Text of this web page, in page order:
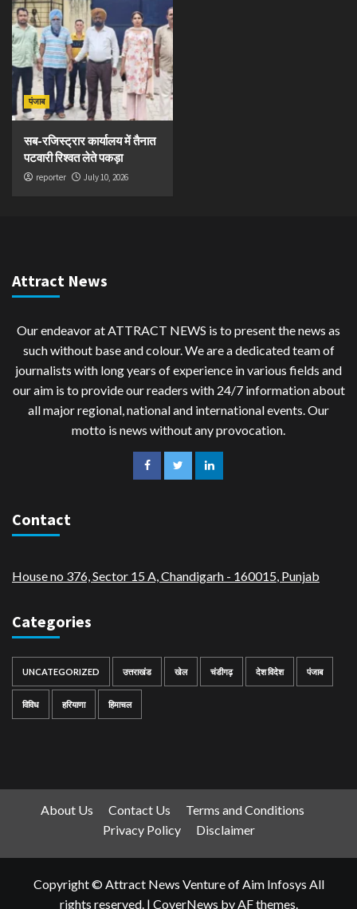
पंजाब
सब-रजिस्ट्रार कार्यालय में तैनात
पटवारी रिश्वत लेते पकड़ा
reporter July 10, 2026
Attract News
Our endeavor at ATTRACT NEWS is to present the news as
such without base and colour. We are a dedicated team of
journalists with long years of experience in various fields and
our aim is to provide our readers with 24/7 information about
all major regional, national and international events. Our
motto is news without any provocation.
Contact
House no 376, Sector 15 A, Chandigarh - 160015 Punjab
Categories
UNCATEGORIZED उत्तराखंड खेल चंडीगढ़ देश विदेश पंजाब
विविध हरियाणा हिमाचल
About Us Contact Us
Terms and Conditions
Privacy Policy
Disclaimer
Copyright © Attract News Venture of Aim Infosys All
rights reserved. | CoverNews by AF themes.